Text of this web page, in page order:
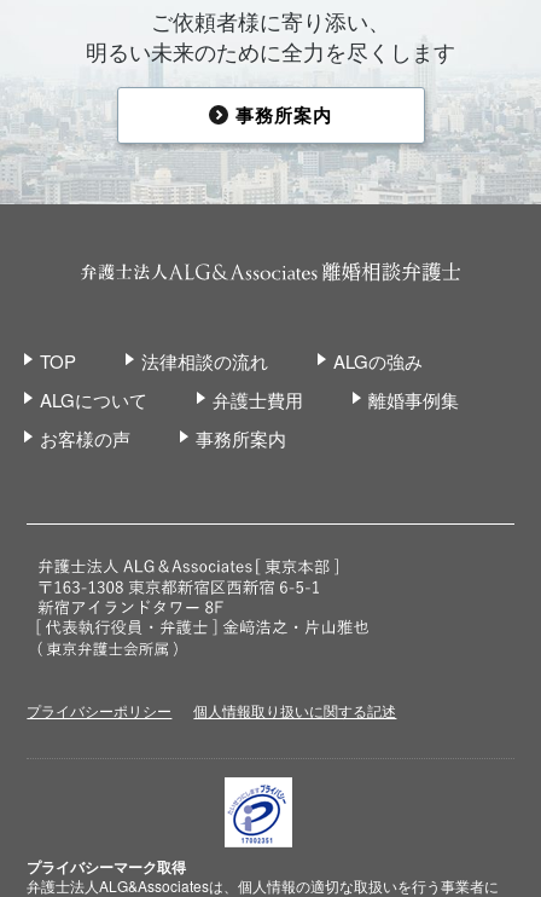
ご依頼者様に寄り添い、
明るい未来のために全力を尽くします
事務所案内
TOP 法律相談の流れ
ALGの強み
ALGについて
弁護士費用
離婚事例集
お客様の声
事務所案内
プライバシーポリシー 個人情報取り扱いに関する記述
プライバシーマーク取得
弁護士法人ALG&Associatesは、個人情報の適切な取扱いを行う事業者に